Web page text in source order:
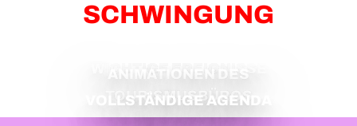
SCHWINGUNG
WICHTIGE EREIGNISSE
ANIMATIONEN DES
TOURISMUSBÜROS
VOLLSTÄNDIGE AGENDA